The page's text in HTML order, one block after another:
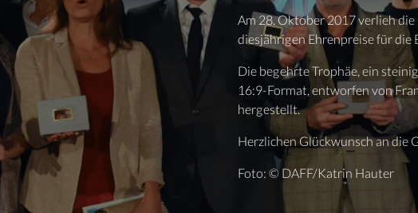
Am 28. Oktober 2017 verlieh
diesjährigen Ehrenpreise für die
Die begehrte Trophäe, ein
16:9-Format, entworfen von
hergestellt.
Herzlichen Glückwunsch an die
Foto: © DAFF/Katrin Hauter